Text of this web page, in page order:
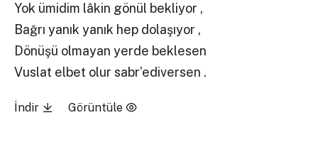
Yok ümidim lâkin gönül bekliyor ,
Bağrı yanık yanık hep dolaşıyor ,
Dönüşü olmayan yerde beklesen
Vuslat elbet olur sabr’ediversen .
İndir Görüntüle